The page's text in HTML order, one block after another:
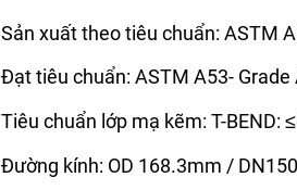
Sản xuất theo tiêu chuẩn: ASTM
Đạt tiêu chuẩn: ASTM A53-
Tiêu chuẩn lớp mạ kẽm: T-BEND:
Đường kính: OD 168.3mm / DN150